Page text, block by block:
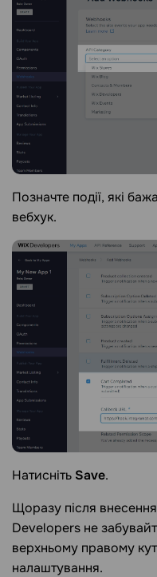
Позначте події, які
вебхук.
Натисніть Save.
Щоразу після
Developers не
верхньому правому
налаштування.